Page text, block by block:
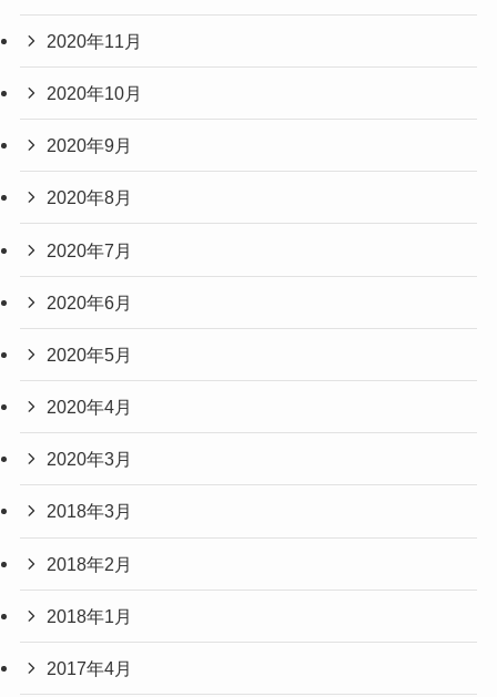
2020年11月
2020年10月
2020年9月
2020年8月
2020年7月
2020年6月
2020年5月
2020年4月
2020年3月
2018年3月
2018年2月
2018年1月
2017年4月